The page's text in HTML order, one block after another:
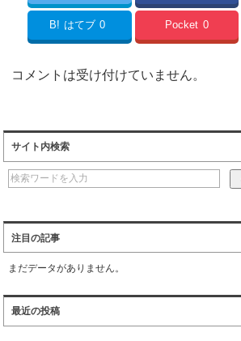
B! はてブ 0 Pocket 0
コメントは受け付けていません。
サイト内検索
注目の記事
まだデータがありません。
最近の投稿